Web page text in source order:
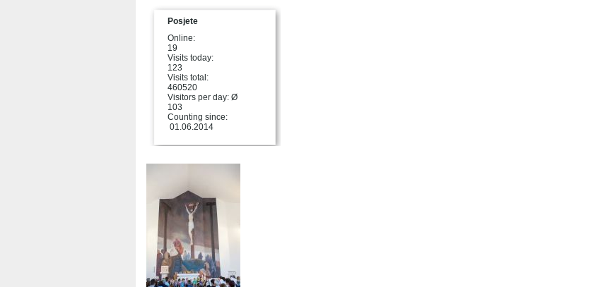
Posjete
Online:
19
Visits today:
123
Visits total:
460520
Visitors per day: Ø
103
Counting since:
01.06.2014